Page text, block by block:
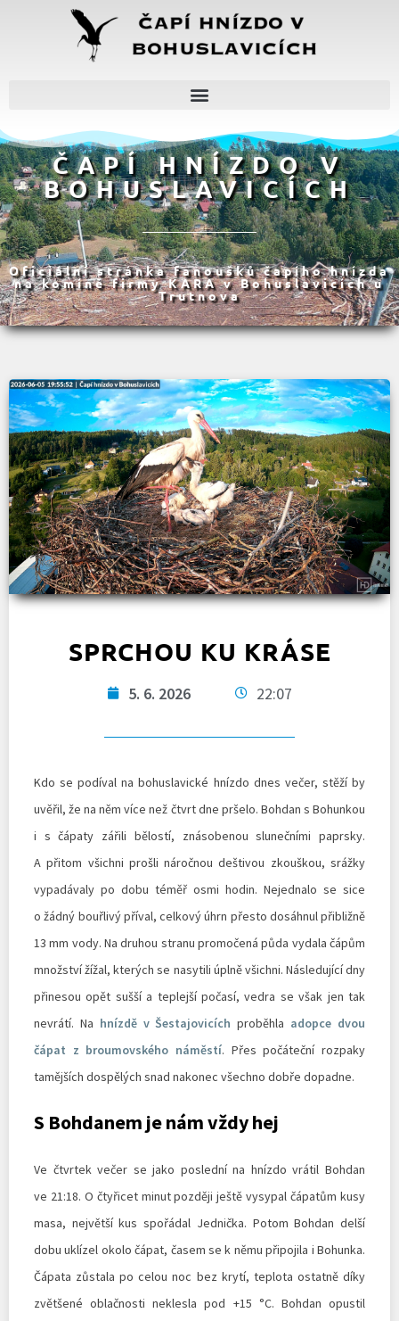
ČAPÍ HNÍZDO V
BOHUSLAVICÍCH
Oficiální stránka fanoušků čapího hnízda
na komíně firmy KARA v Bohuslavicích u
Trutnova
SPRCHOU KU KRÁSE
5. 6. 2026 22:07
Kdo se podíval na bohuslavické hnízdo dnes večer, stěží by
uvěřil, že na něm více než čtvrt dne pršelo. Bohdan s Bohunkou
i s čápaty zářili bělostí, znásobenou slunečními paprsky.
A přitom všichni prošli náročnou deštivou zkouškou, srážky
vypadávaly po dobu téměř osmi hodin. Nejednalo se sice
o žádný bouřlivý příval, celkový úhrn přesto dosáhnul přibližně
13 mm vody. Na druhou stranu promočená půda vydala čápům
množství žížal, kterých se nasytili úplně všichni. Následující dny
přinesou opět sušší a teplejší počasí, vedra se však jen tak
nevrátí. Na hnízdě v Šestajovicích proběhla adopce dvou
čápat z broumovského náměstí. Přes počáteční rozpaky
tamějších dospělých snad nakonec všechno dobře dopadne.
S Bohdanem je nám vždy hej
Ve čtvrtek večer se jako poslední na hnízdo vrátil Bohdan
ve 21:18. O čtyřicet minut později ještě vysypal čápatům kusy
masa, největší kus spořádal Jednička. Potom Bohdan delší
dobu uklízel okolo čápat, časem se k němu připojila i Bohunka.
Čápata zůstala po celou noc bez krytí, teplota ostatně díky
zvětšené oblačnosti neklesla pod +15 °C. Bohdan opustil